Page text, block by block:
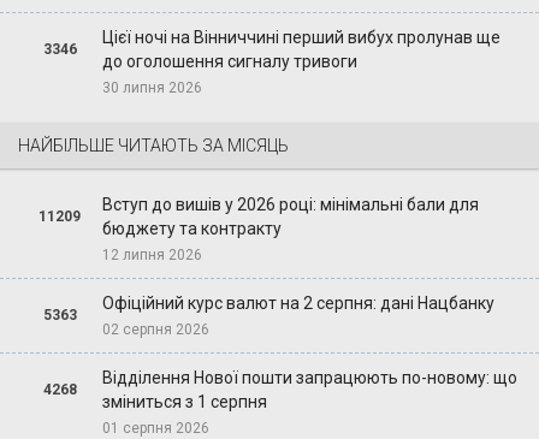
3346
Цієї ночі на Вінниччині перший вибух пролунав ще
до оголошення сигналу тривоги
30 липня 2026
НАЙБІЛЬШЕ ЧИТАЮТЬ ЗА МІСЯЦЬ
11209
Вступ до вишів у 2026 році: мінімальні бали для
бюджету та контракту
12 липня 2026
5363
Офіційний курс валют на 2 серпня: дані Нацбанку
02 серпня 2026
4268
Відділення Нової пошти запрацюють по-новому: що
зміниться з 1 серпня
01 серпня 2026